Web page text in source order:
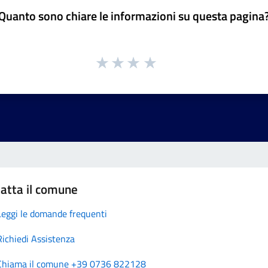
sono chiare le informazioni su questa
il comune
le domande frequenti
Assistenza
il comune +39 0736 822128